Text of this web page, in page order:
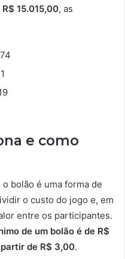
15.015,00, as
e como
o bolão é uma forma de
o custo do jogo e, em
entre os participantes.
de um bolão é de R$
de R$ 3,00.